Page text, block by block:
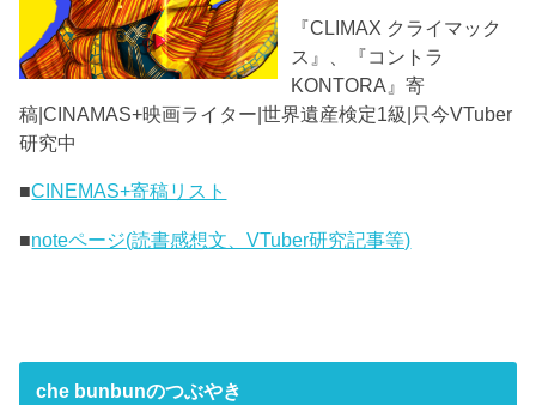
『CLIMAX クライマック
ス』、『コントラ
KONTORA』寄
稿|CINAMAS+映画ライター|世界遺産検定1級|只今VTuber
研究中
■CINEMAS+寄稿リスト
■noteページ(読書感想文、VTuber研究記事等)
che bunbunのつぶやき